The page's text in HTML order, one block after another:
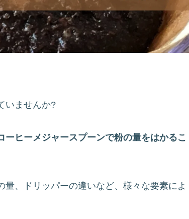
いませんか?
ーヒーメジャースプーンで粉の量をはかるこ
、ドリッパーの違いなど、様々な要素によ